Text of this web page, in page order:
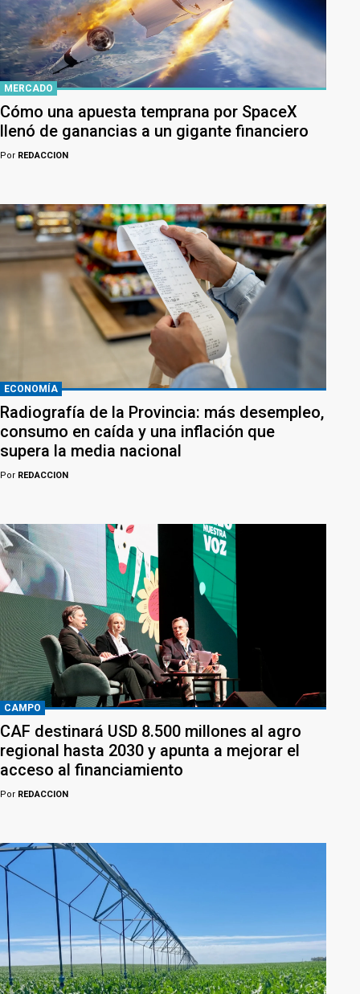
MERCADO
Cómo una apuesta temprana por SpaceX
llenó de ganancias a un gigante financiero
Por REDACCION
ECONOMÍA
Radiografía de la Provincia: más desempleo,
consumo en caída y una inflación que
supera la media nacional
Por REDACCION
CAMPO
CAF destinará USD 8.500 millones al agro
regional hasta 2030 y apunta a mejorar el
acceso al financiamiento
Por REDACCION